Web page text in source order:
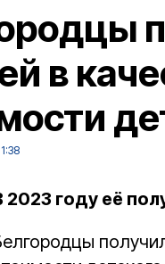
в
2023 году её